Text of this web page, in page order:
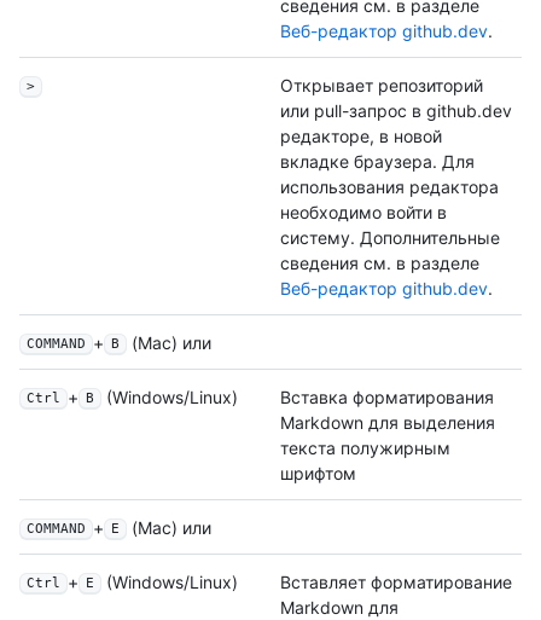
сведения см. в разделе
Веб-редактор github.dev.
>
Открывает репозиторий
или pull-запрос в github.dev
редакторе, в новой
вкладке браузера. Для
использования редактора
необходимо войти в
систему. Дополнительные
сведения см. в разделе
Веб-редактор github.dev.
COMMAND + B (Mac) или
Ctrl + B (Windows/Linux)
Вставка форматирования
Markdown для выделения
текста полужирным
шрифтом
COMMAND + E (Mac) или
Ctrl + E (Windows/Linux)
Вставляет форматирование
Markdown для